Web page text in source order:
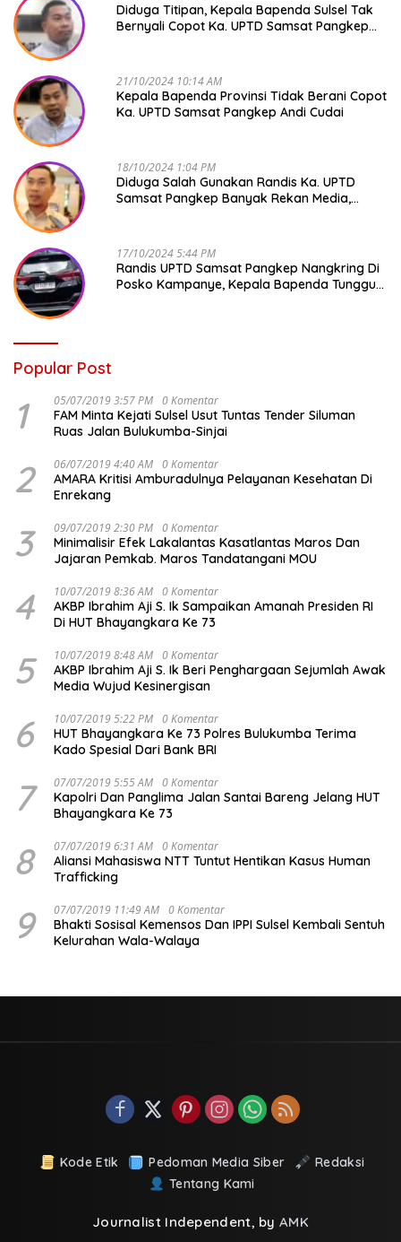
Diduga Titipan, Kepala Bapenda Sulsel Tak
Bernyali Copot Ka. UPTD Samsat Pangkep
21/10/2024 10:14 AM
Kepala Bapenda Provinsi Tidak Berani Copot
Ka. UPTD Samsat Pangkep Andi Cudai
18/10/2024 1:04 PM
Diduga Salah Gunakan Randis Ka. UPTD
Samsat Pangkep Banyak Rekan Media,
17/10/2024 5:44 PM
Randis UPTD Samsat Pangkep Nangkring Di
Posko Kampanye, Kepala Bapenda Tunggu
Popular Post
1 05/07/2019 3:57 PM 0 Komentar
FAM Minta Kejati Sulsel Usut Tuntas Tender Siluman
Ruas Jalan Bulukumba-Sinjai
2 06/07/2019 4:40 AM 0 Komentar
AMARA Kritisi Amburadulnya Pelayanan Kesehatan Di
Enrekang
3 09/07/2019 2:30 PM 0 Komentar
Minimalisir Efek Lakalantas Kasatlantas Maros Dan
Jajaran Pemkab. Maros Tandatangani MOU
4 10/07/2019 8:36 AM 0 Komentar
AKBP Ibrahim Aji S. Ik Sampaikan Amanah Presiden RI
Di HUT Bhayangkara Ke 73
5 10/07/2019 8:48 AM 0 Komentar
AKBP Ibrahim Aji S. Ik Beri Penghargaan Sejumlah Awak
Media Wujud Kesinergisan
6 10/07/2019 5:22 PM 0 Komentar
HUT Bhayangkara Ke 73 Polres Bulukumba Terima
Kado Spesial Dari Bank BRI
7 07/07/2019 5:55 AM 0 Komentar
Kapolri Dan Panglima Jalan Santai Bareng Jelang HUT
Bhayangkara Ke 73
8 07/07/2019 6:31 AM 0 Komentar
Aliansi Mahasiswa NTT Tuntut Hentikan Kasus Human
Trafficking
9 07/07/2019 11:49 AM 0 Komentar
Bhakti Sosisal Kemensos Dan IPPI Sulsel Kembali Sentuh
Kelurahan Wala-Walaya
Kode Etik Pedoman Media Siber
Redaksi
Tentang Kami
Journalist Independent, byAMK